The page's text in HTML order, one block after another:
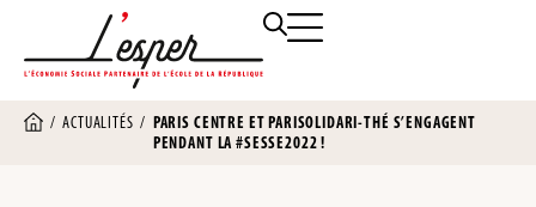
/ACTUALITÉS / PARIS CENTRE ET PARISOLIDARI-THÉ S’ENGAGENT
PENDANT LA #SESSE2022 !